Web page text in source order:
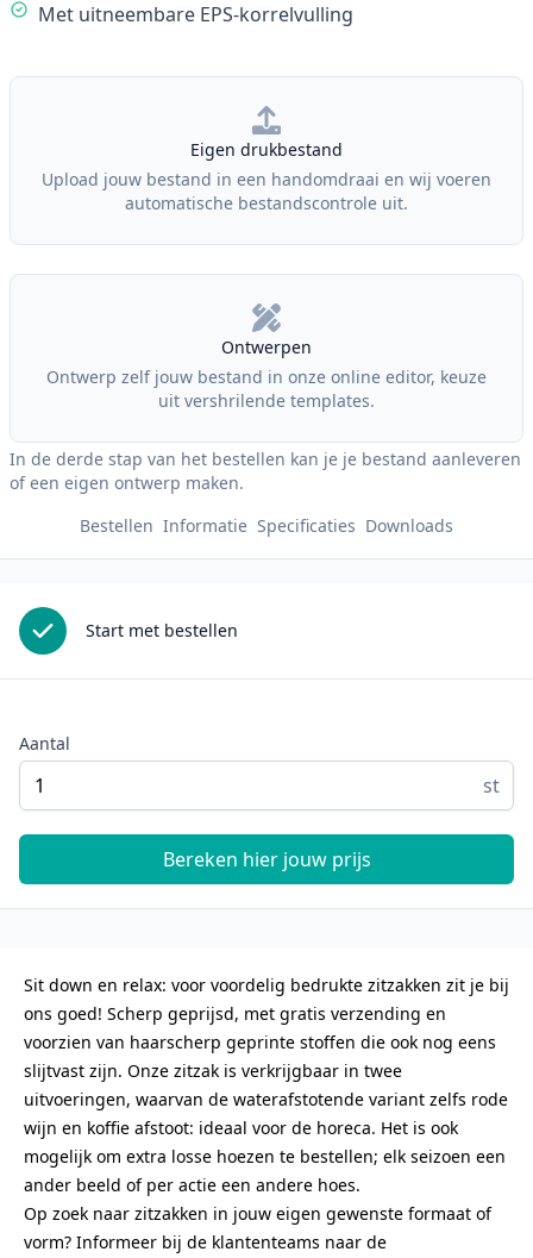
Met uitneembare EPS-korrelvulling
Our Policies
Eigen drukbestand
Upload jouw bestand in een handomdraai en wij voeren
automatische bestandscontrole uit.
Ontwerpen
Ontwerp zelf jouw bestand in onze online editor, keuze
uit vershrilende templates.
In de derde stap van het bestellen kan je je bestand aanleveren
of een eigen ontwerp maken.
Bestellen Informatie Specificaties Downloads
Start met bestellen
Aantal
st
Bereken hier jouw prijs
Sit down en relax: voor voordelig bedrukte zitzakken zit je bij
ons goed! Scherp geprijsd, met gratis verzending en
voorzien van haarscherp geprinte stoffen die ook nog eens
slijtvast zijn. Onze zitzak is verkrijgbaar in twee
uitvoeringen, waarvan de waterafstotende variant zelfs rode
wijn en koffie afstoot: ideaal voor de horeca. Het is ook
mogelijk om extra losse hoezen te bestellen; elk seizoen een
ander beeld of per actie een andere hoes.
Op zoek naar zitzakken in jouw eigen gewenste formaat of
vorm? Informeer bij de klantenteams naar de